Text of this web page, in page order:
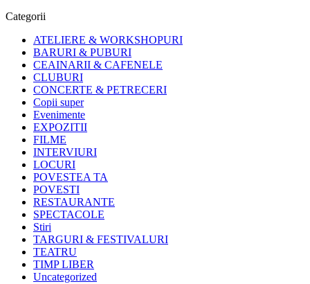
Categorii
ATELIERE & WORKSHOPURI
BARURI & PUBURI
CEAINARII & CAFENELE
CLUBURI
CONCERTE & PETRECERI
Copii super
Evenimente
EXPOZITII
FILME
INTERVIURI
LOCURI
POVESTEA TA
POVESTI
RESTAURANTE
SPECTACOLE
Stiri
TARGURI & FESTIVALURI
TEATRU
TIMP LIBER
Uncategorized